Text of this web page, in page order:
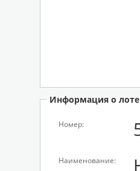
Информация о
Номер:
Наименование: